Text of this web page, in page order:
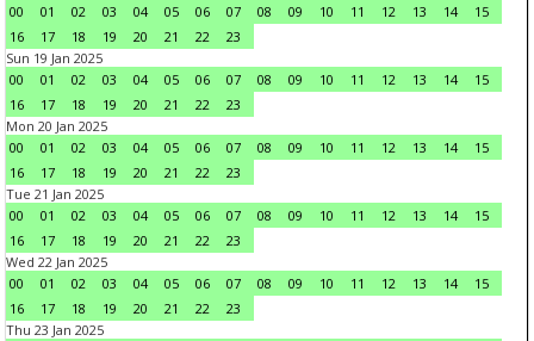
00
01 02 03 04 05 06 07 08 09 10 11 12 13 14
15
16
17 18 19 20 21 22
23
Sun 19 Jan 2025
00
01 02 03 04 05 06 07 08 09 10 11 12 13 14
15
16
17 18 19 20 21 22
23
Mon 20 Jan 2025
00
01 02 03 04 05 06 07 08 09 10 11 12 13 14
15
16
17 18 19 20 21 22
23
Tue 21 Jan 2025
00
01 02 03 04 05 06 07 08 09 10 11 12 13 14
15
16
17 18 19 20 21 22
23
Wed 22 Jan 2025
00
01 02 03 04 05 06 07 08 09 10 11 12 13 14
15
16
17 18 19 20 21 22
23
Thu 23 Jan 2025